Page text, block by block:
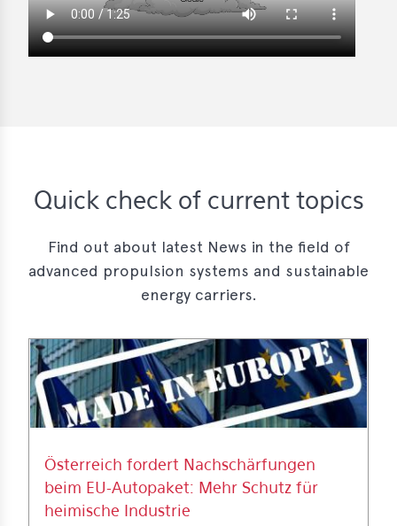
Quick check of current topics
Find out about latest News in the field of
advanced propulsion systems and sustainable
energy carriers.
Österreich fordert Nachschärfungen
beim EU-Autopaket: Mehr Schutz für
heimische Industrie